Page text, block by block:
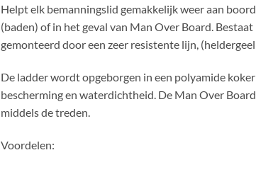
Helpt elk bemanningslid gemakkelijk weer aan
(baden) of in het geval van Man Over Board.
gemonteerd door een zeer resistente lijn,
De ladder wordt opgeborgen in een polyamide
bescherming en waterdichtheid. De Man Over
middels de treden.
Voordelen: